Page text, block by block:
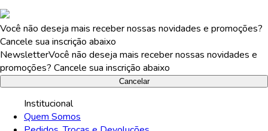
Você não deseja mais receber nossas novidades e promoções?
Cancele sua inscrição abaixo
NewsletterVocê não deseja mais receber nossas novidades e
promoções? Cancele sua inscrição abaixo
Cancelar
Institucional
Quem Somos